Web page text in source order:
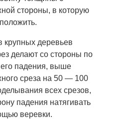
стороны, в которую
крупных деревьев
делают со стороны по
падения, выше
среза на 50 — 100
всех срезов,
падения натягивать
веревки.